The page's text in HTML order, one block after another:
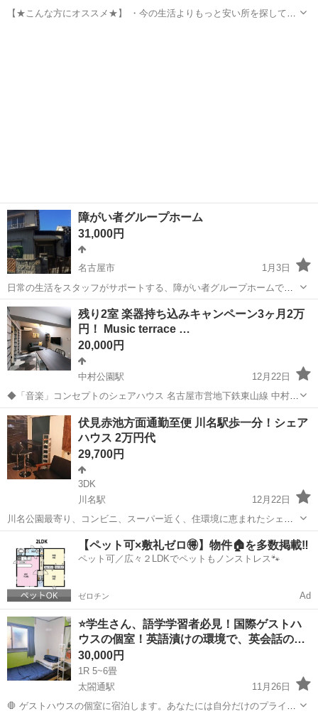
【★こんな方にオススメ★】 ・今の生活よりもっと安い所を探してい
障がい者グループホーム
31,000円
名古屋市
1月3日
日常の生活をスタッフがサポートする、障がい者グループホームで
す。20代から70代まで幅広くご利用いただいています。 お部屋の提供
だけではなく、病院受診の同行、福祉サービスの手配などご利用者の
生活をトータルでサポートします。...
愛知 名古屋市 シェアハウス グループホーム
残り2室 楽器持ち込みキャンペーン3ヶ月2万
円！ Music terrace …
20,000円
中村公園駅
12月22日
◆「音楽」コンセプトのシェアハウス 名古屋市営地下鉄東山線 中村公
園駅から徒歩7分の場所に、防音ルームつきの楽器の演奏がOKなシェ
アハウスが誕生します！ 音楽を楽しむ方に優先して入っていただきた
いので、楽器...
愛知 名古屋市 中村公園駅 シェアハウス リビング
伏見赤池方面通勤至便 川名駅歩一分！シェア
ハウス 2万円代
29,700円
3DK
川名駅
12月22日
川名公園最寄り、コンビニ、スーパー近く、住環境に恵まれたシェア
ハウスです。 家賃 30000円 インフラ費12000(含む光熱、ネット、掃
除) 駅チカ物件です [アクセス] 川名駅 一分 [居室]...
名古屋市 川名駅 シェアハウス 家賃
【ペット可×敷礼ゼロ🉐】物件🏠を多数掲載‼️
ペット可／広々２LDKでペットもノンストレス🐾
ゼロチン Ad
⭐学生さん、語学学習者必見！国際ゲストハ
ウスの個室！英語漬けの環境で、英会話の…
30,000円
1R 5~6畳
太閤通駅
11月26日
🛑 ゲストハウスの個室に宿泊します。あなたには自分だけのプライバ